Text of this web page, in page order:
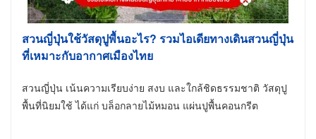
สวนญี่ปุ่นใช้วัสดุปูพื้นอะไร? รวมไอเดียทางเดินสวนญี่ปุ่น
ที่เหมาะกับอากาศเมืองไทย
สวนญี่ปุ่น เน้นความเรียบง่าย สงบ และใกล้ชิดธรรมชาติ วัสดุปู
พื้นที่นิยมใช้ ได้แก่ บล็อกลายไม้หมอน แผ่นปูพื้นคอนกรีต